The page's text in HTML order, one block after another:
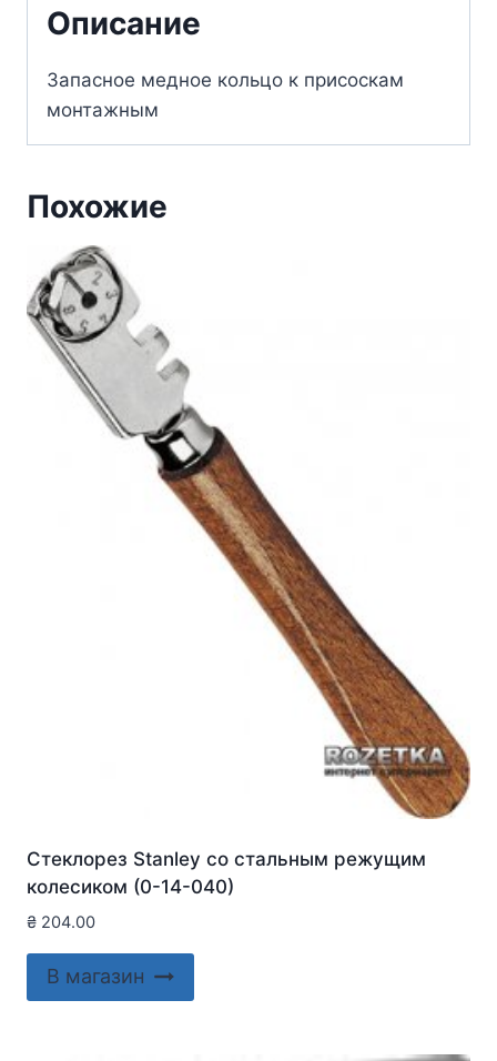
Описание
Запасное медное кольцо к присоскам
монтажным
Похожие
Стеклорез Stanley со стальным режущим
колесиком (0-14-040)
₴ 204.00
В магазин